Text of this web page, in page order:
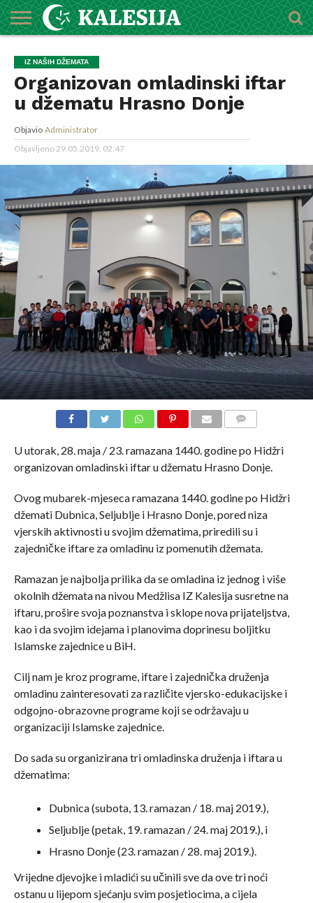
O
MEDŽLISU
DŽEMATI
IMAMI
MEKTEBSKI
CENTAR
VIJESTI
HUTBE
NAJAVE
KALENDAR
KONTAKT
IZ NAŠIH DŽEMATA
Organizovan omladinski iftar
u džematu Hrasno Donje
Objavio Administrator
Objavljeno29.05.2019. 02:47
U utorak, 28. maja / 23. ramazana 1440. godine po Hidžri
organizovan omladinski iftar u džematu Hrasno Donje.
Ovog mubarek-mjeseca ramazana 1440. godine po Hidžri
džemati Dubnica, Seljublje i Hrasno Donje, pored niza
vjerskih aktivnosti u svojim džematima, priredili su i
zajedničke iftare za omladinu iz pomenutih džemata.
Ramazan je najbolja prilika da se omladina iz jednog i više
okolnih džemata na nivou Medžlisa IZ Kalesija susretne na
iftaru, prošire svoja poznanstva i sklope nova prijateljstva,
kao i da svojim idejama i planovima doprinesu boljitku
Islamske zajednice u BiH.
Cilj nam je kroz programe, iftare i zajednička druženja
omladinu zainteresovati za različite vjersko-edukacijske i
odgojno-obrazovne programe koji se održavaju u
organizaciji Islamske zajednice.
Do sada su organizirana tri omladinska druženja i iftara u
džematima:
Dubnica (subota, 13. ramazan / 18. maj 2019.),
Seljublje (petak, 19. ramazan / 24. maj 2019.), i
Hrasno Donje (23. ramazan / 28. maj 2019.).
Vrijedne djevojke i mladići su učinili sve da ove tri noći
ostanu u lijepom sjećanju svim posjetiocima, a cijela